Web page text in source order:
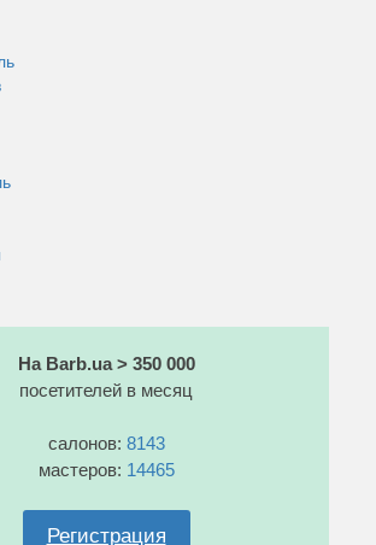
На Barb.ua > 350 000
посетителей в месяц
салонов: 8143
мастеров: 14465
Регистрация